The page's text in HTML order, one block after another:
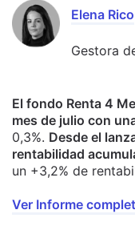
Elena Rico
Gestora
El fondo Renta 4
mes de julio con
0,3%. Desde el
rentabilidad
un +3,2% de
Ver Informe